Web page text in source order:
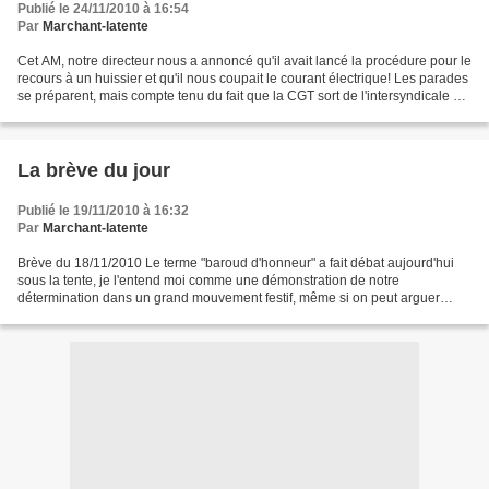
Publié le 24/11/2010 à 16:54
Par Marchant-latente
Cet AM, notre directeur nous a annoncé qu'il avait lancé la procédure pour le
recours à un huissier et qu'il nous coupait le courant électrique! Les parades
se préparent, mais compte tenu du fait que la CGT sort de l'intersyndicale qui
La brève du jour
Publié le 19/11/2010 à 16:32
Par Marchant-latente
Brève du 18/11/2010 Le terme "baroud d'honneur" a fait débat aujourd'hui
sous la tente, je l'entend moi comme une démonstration de notre
détermination dans un grand mouvement festif, même si on peut arguer